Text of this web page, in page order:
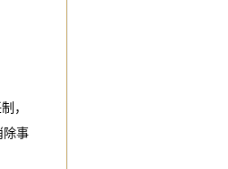
，
除事